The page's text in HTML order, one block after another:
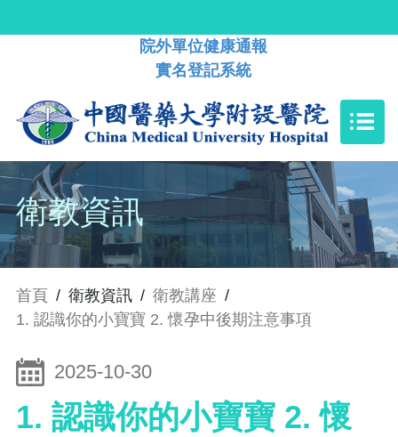
院外單位健康通報
實名登記系統
衛教資訊
首頁 / 衛教資訊 / 衛教講座 /
1. 認識你的小寶寶 2. 懷孕中後期注意事項
2025-10-30
1. 認識你的小寶寶 2. 懷